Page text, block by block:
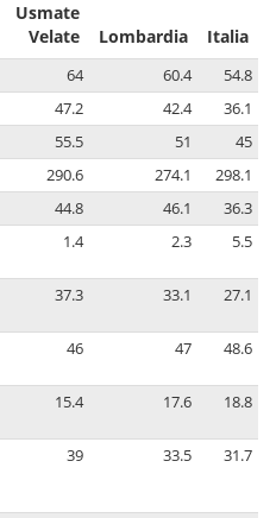
Usmate
Velate
Lombardia Italia
64 60.4
54.8
47.2 42.4
36.1
55.5 51
45
290.6 274.1
298.1
44.8 46.1
36.3
1.4 2.3 5.5
37.3 33.1 27.1
46 47 48.6
15.4 17.6 18.8
39 33.5 31.7